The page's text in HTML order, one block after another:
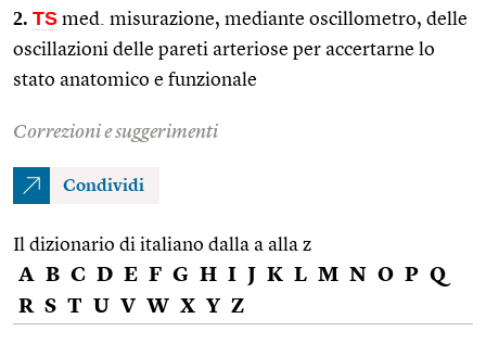
2. TS med. misurazione, mediante oscillometro, delle
oscillazioni delle pareti arteriose per accertarne lo
stato anatomico e funzionale
Correzioni e suggerimenti
Condividi
Il dizionario di italiano dalla a alla z
A B C D E F G H I J K L M N O P Q
R S T U V W X Y Z